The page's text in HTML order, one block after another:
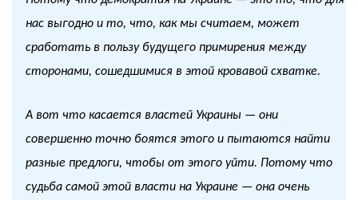
нас выгодно и то, что, как мы считаем, может
сработать в пользу будущего примирения между
сторонами, сошедшимися в этой кровавой схватке.
А вот что касается властей Украины — они
совершенно точно боятся этого и пытаются найти
разные предлоги, чтобы от этого уйти. Потому что
судьба самой этой власти на Украине — она очень